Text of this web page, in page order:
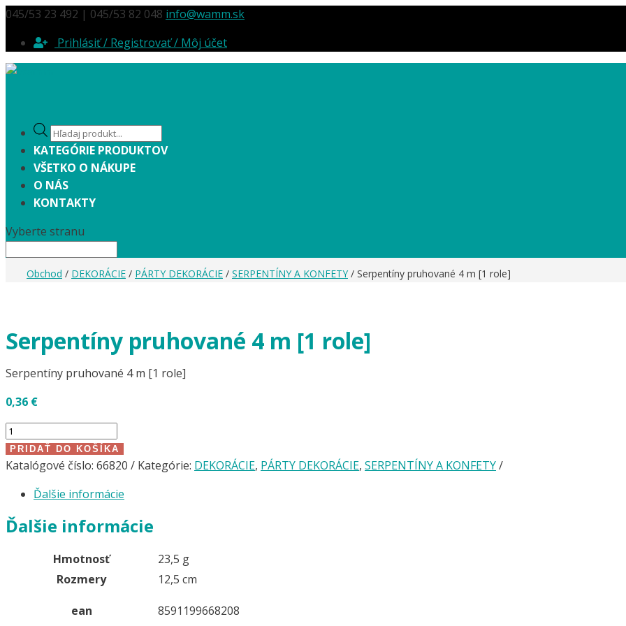
045/53 23 492 | 045/53 82 048 info@wamm.sk
Prihlásiť / Registrovať / Môj účet
Products
search
KATEGÓRIE PRODUKTOV
VŠETKO O NÁKUPE
O NÁS
KONTAKTY
Vyberte stranu
Obchod / DEKORÁCIE / PÁRTY DEKORÁCIE / SERPENTÍNY A KONFETY/ Serpentíny pruhované 4 m [1 role]
Serpentíny pruhované 4 m [1 role]
Serpentíny pruhované 4 m [1 role]
0,36 €
množstvo
Serpentíny
pruhované
[1
role]
PRIDAŤ DO KOŠÍKA
Katalógové číslo: 66820 Kategórie: DEKORÁCIE, PÁRTY DEKORÁCIE, SERPENTÍNY A KONFETY
Ďalšie informácie
Ďalšie informácie
Hmotnosť
23,5 g
Rozmery
12,5 cm
ean 8591199668208